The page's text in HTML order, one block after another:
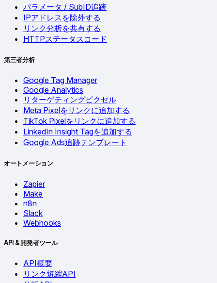
パラメータ / SubID追跡
IPアドレスを除外する
リンク分析を共有する
HTTPステータスコード
第三者分析
Google Tag Manager
Google Analytics
リターゲティングピクセル
Meta Pixelをリンクに追加する
TikTok Pixelをリンクに追加する
LinkedIn Insight Tagを追加する
Google Ads追跡テンプレート
オートメーション
Zapier
Make
n8n
Slack
Webhooks
API & 開発者ツール
API概要
リンク短縮API